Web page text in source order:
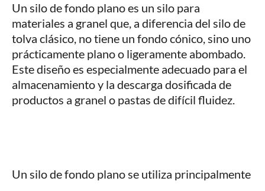
Un silo de fondo plano es un silo para
materiales a granel que, a diferencia del silo de
tolva clásico, no tiene un fondo cónico, sino uno
prácticamente plano o ligeramente abombado.
Este diseño es especialmente adecuado para el
almacenamiento y la descarga dosificada de
productos a granel o pastas de difícil fluidez.
Un silo de fondo plano se utiliza principalmente